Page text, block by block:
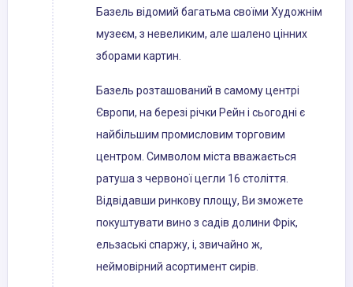
Базель відомий багатьма своїми Художнім
музеєм, з невеликим, але шалено цінних
зборами картин.
Базель розташований в самому центрі
Європи, на березі річки Рейн і сьогодні є
найбільшим промисловим торговим
центром. Символом міста вважається
ратуша з червоної цегли 16 століття.
Відвідавши ринкову площу, Ви зможете
покуштувати вино з садів долини Фрік,
ельзаські спаржу, і, звичайно ж,
неймовірний асортимент сирів.